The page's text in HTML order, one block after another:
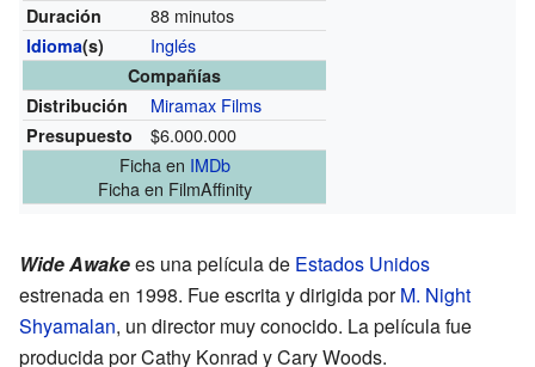
Duración 88 minutos
Idioma(s) Inglés
Compañías
Distribución
Miramax Films
Presupuesto
$6.000.000
Ficha en IMDb
Ficha en FilmAffinity
Wide Awakees una película de Estados Unidos
estrenada en 1998. Fue escrita y dirigida porM. Night
Shyamalan, un director muy conocido. La película fue
producida por Cathy Konrad y Cary Woods.